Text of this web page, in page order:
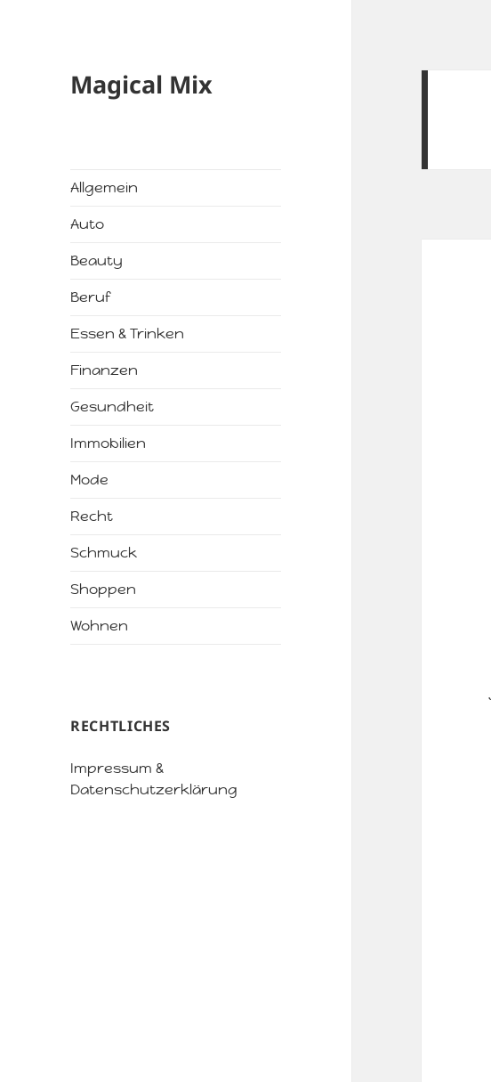
Magical Mix
Allgemein
Auto
Beauty
Beruf
Essen & Trinken
Finanzen
Gesundheit
Immobilien
Mode
Recht
Schmuck
Shoppen
Wohnen
RECHTLICHES
Impressum &
Datenschutzerklärung